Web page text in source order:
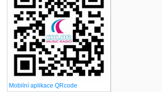
Mobilní aplikace QRcode